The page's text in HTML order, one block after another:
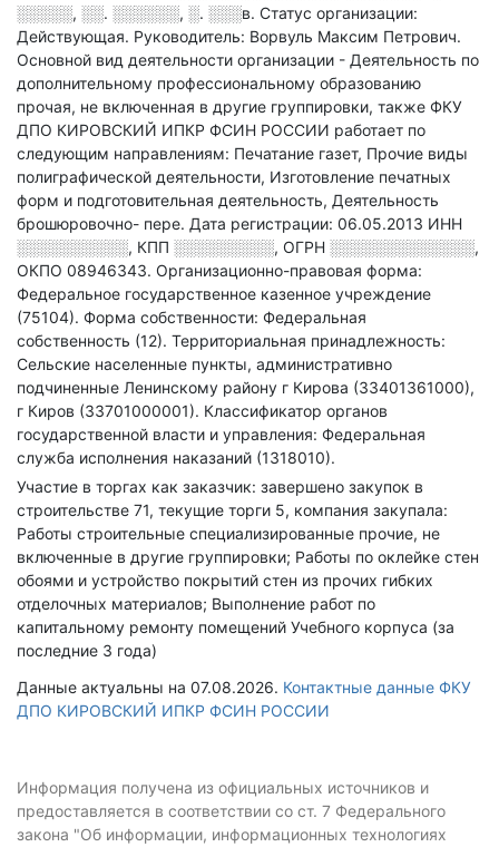
░░░░░, ░░. ░░░░░░, ░. ░░░в. Статус организации:
Действующая. Руководитель: Ворвуль Максим Петрович.
Основной вид деятельности организации - Деятельность по
дополнительному профессиональному образованию
прочая, не включенная в другие группировки, также ФКУ
ДПО КИРОВСКИЙ ИПКР ФСИН РОССИИ работает по
следующим направлениям: Печатание газет, Прочие виды
полиграфической деятельности, Изготовление печатных
форм и подготовительная деятельность, Деятельность
брошюровочно- пере. Дата регистрации: 06.05.2013 ИНН
░░░░░░░░░░, КПП ░░░░░░░░░, ОГРН ░░░░░░░░░░░░░,
ОКПО 08946343. Организационно-правовая форма:
Федеральное государственное казенное учреждение
(75104). Форма собственности: Федеральная
собственность (12). Территориальная принадлежность:
Сельские населенные пункты, административно
подчиненные Ленинскому району г Кирова (33401361000),
г Киров (33701000001). Классификатор органов
государственной власти и управления: Федеральная
служба исполнения наказаний (1318010).
Участие в торгах как заказчик: завершено закупок в
строительстве 71, текущие торги 5, компания закупала:
Работы строительные специализированные прочие, не
включенные в другие группировки; Работы по оклейке стен
обоями и устройство покрытий стен из прочих гибких
отделочных материалов; Выполнение работ по
капитальному ремонту помещений Учебного корпуса (за
последние 3 года)
Данные актуальны на 07.08.2026. Контактные данные ФКУ
ДПО КИРОВСКИЙ ИПКР ФСИН РОССИИ
Информация получена из официальных источников и
предоставляется в соответствии со ст. 7 Федерального
закона "Об информации, информационных технологиях